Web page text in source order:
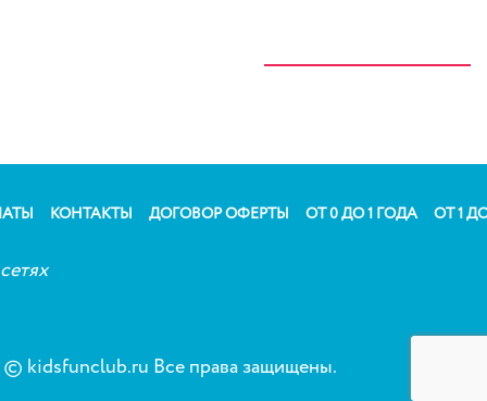
КОНТАКТЫ ДОГОВОР ОФЕРТЫ ОТ 0 ДО 1 ГОДА ОТ 1
© kidsfunclub.ru Все права защищены.